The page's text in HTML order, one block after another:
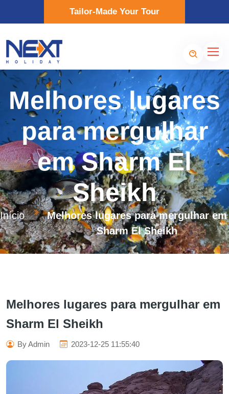
Tailor-Made Your Tour
Melhores lugares
para mergulhar
em Sharm El
Sheikh
Início
Melhores lugares para mergulhar em
Sharm El Sheikh
Melhores lugares para mergulhar em
Sharm El Sheikh
By Admin 2023-12-25 11:55:40